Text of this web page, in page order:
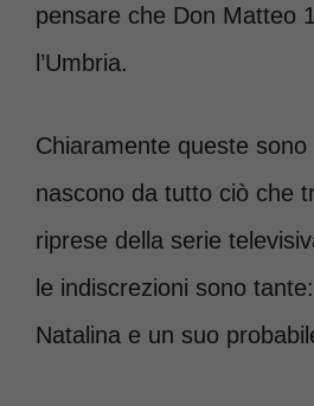
pensare che Don Matteo
l’Umbria.
Chiaramente queste
nascono da tutto ciò che
riprese della serie
le indiscrezioni sono
Natalina e un suo